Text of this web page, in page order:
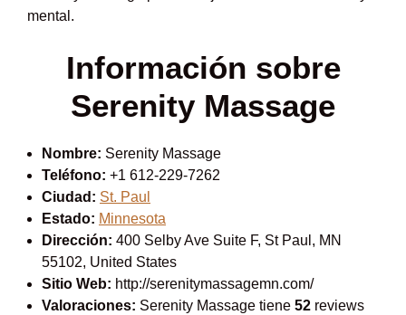
mental.
Información sobre
Serenity Massage
Nombre: Serenity Massage
Teléfono: +1 612-229-7262
Ciudad: St. Paul
Estado: Minnesota
Dirección: 400 Selby Ave Suite F, St Paul, MN
55102, United States
Sitio Web: http://serenitymassagemn.com/
Valoraciones: Serenity Massage tiene 52 reviews